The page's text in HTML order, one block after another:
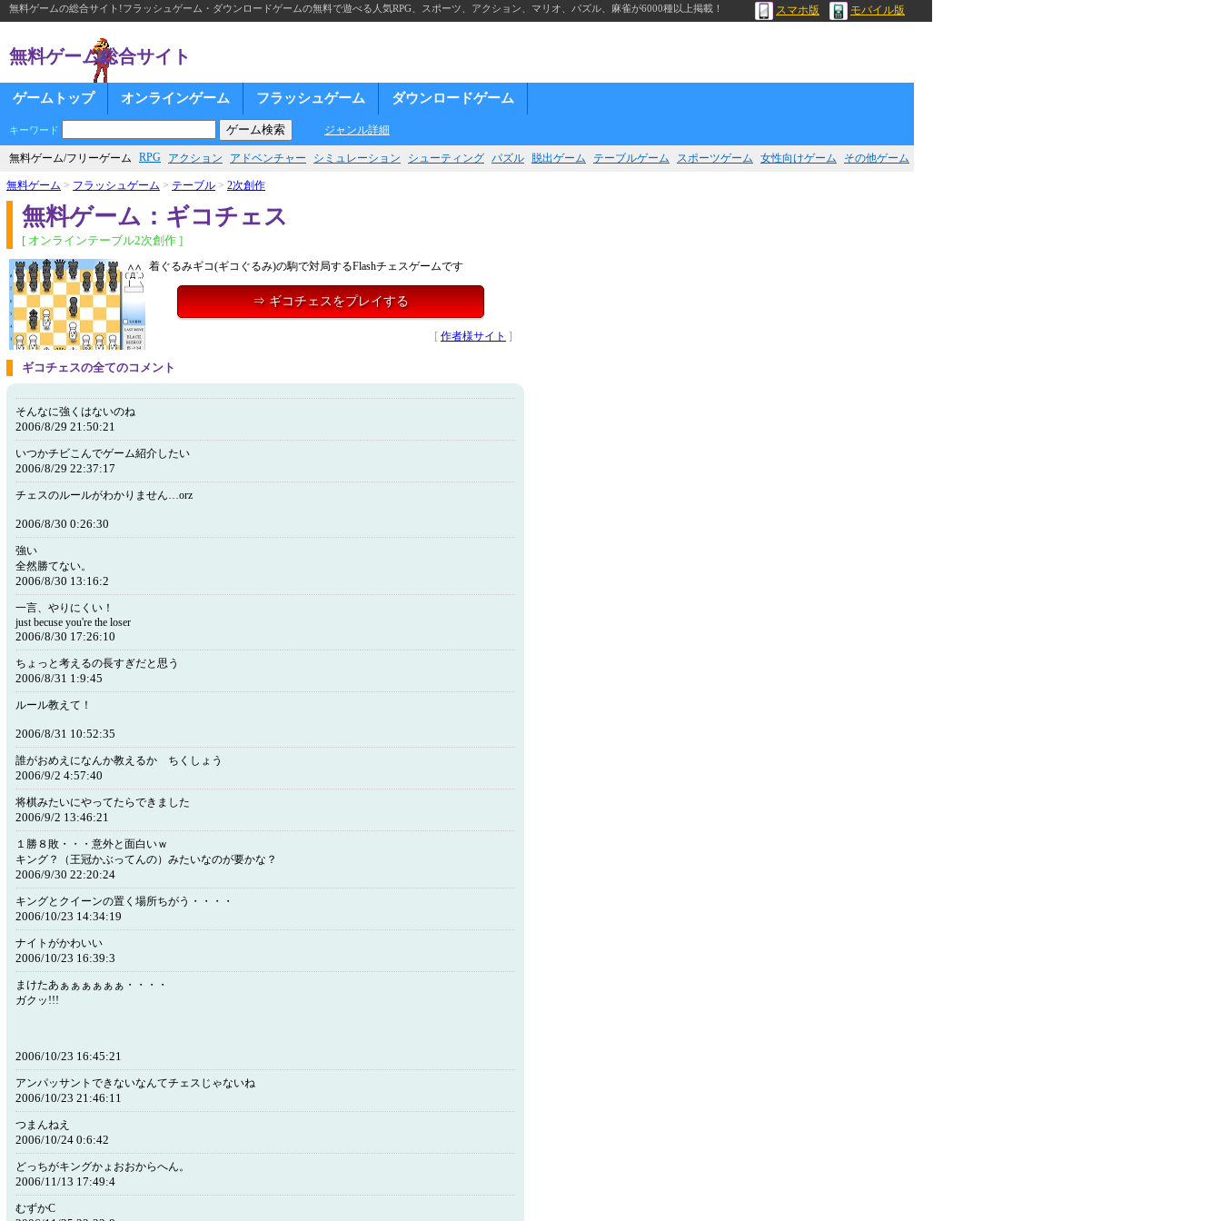
無料ゲームの総合サイト!フラッシュゲーム・ダウンロードゲームの無料で遊べる人気RPG、スポーツ、アクション、マリオ、パズル、麻雀が6000種以上掲載！ スマホ版 モバイル版
無料ゲーム総合サイト
ゲームトップ オンラインゲーム フラッシュゲーム ダウンロードゲーム
キーワード ジャンル詳細
無料ゲーム/フリーゲーム RPG アクション アドベンチャー シミュレーション シューティング パズル 脱出ゲーム テーブルゲーム スポーツゲーム 女性向けゲーム その他ゲーム
無料ゲーム > フラッシュゲーム > テーブル > 2次創作
無料ゲーム：ギコチェス
[ オンラインテーブル2次創作 ]
着ぐるみギコ(ギコぐるみ)の駒で対局するFlashチェスゲームです
⇒ ギコチェスをプレイする
[ 作者様サイト ]
ギコチェスの全てのコメント
そんなに強くはないのね
2006/8/29 21:50:21
いつかチビこんでゲーム紹介したい
2006/8/29 22:37:17
チェスのルールがわかりません…orz
2006/8/30 0:26:30
強い
全然勝てない。
2006/8/30 13:16:2
一言、やりにくい！
just becuse you're the loser
2006/8/30 17:26:10
ちょっと考えるの長すぎだと思う
2006/8/31 1:9:45
ルール教えて！
2006/8/31 10:52:35
誰がおめえになんか教えるか ちくしょう
2006/9/2 4:57:40
将棋みたいにやってたらできました
2006/9/2 13:46:21
１勝８敗・・・意外と面白いｗ
キング？（王冠かぶってんの）みたいなのが要かな？
2006/9/30 22:20:24
キングとクイーンの置く場所ちがう・・・・
2006/10/23 14:34:19
ナイトがかわいい
2006/10/23 16:39:3
まけたあぁぁぁぁぁぁ・・・・
ガクッ!!!
2006/10/23 16:45:21
アンパッサントできないなんてチェスじゃないね
2006/10/23 21:46:11
つまんねえ
2006/10/24 0:6:42
どっちがキングかょおおからへん。
2006/11/13 17:49:4
むずかC